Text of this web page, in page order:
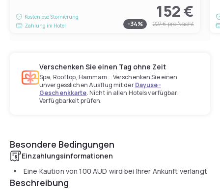
Kostenlose Stornierung
Zahlung im Hotel
152 €
-34% 227 €pro Nacht
Verschenken Sie einen Tag ohne Zeit
Spa, Rooftop, Hammam... Verschenken Sie einen
unvergesslichen Ausflug mit derDayuse-
Geschenkkarte. Nicht in allen Hotels verfügbar.
Verfügbarkeit prüfen.
Besondere Bedingungen
Einzahlungsinformationen
Eine Kaution von100 AUD wird bei Ihrer Ankunft verlangt
Beschreibung